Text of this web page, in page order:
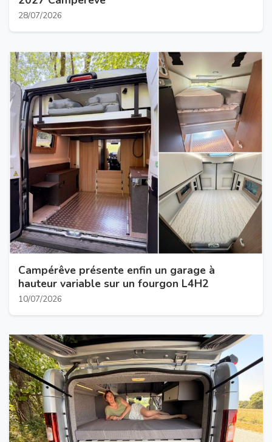
28/07/2026
Campérêve présente enfin un garage à
hauteur variable sur un fourgon L4H2
10/07/2026